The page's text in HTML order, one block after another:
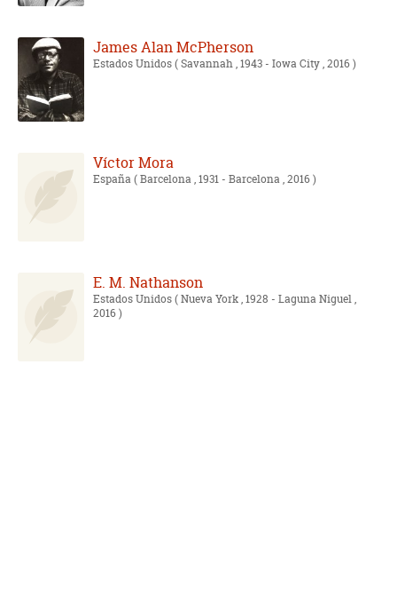
James Alan McPherson
Estados Unidos( Savannah , 1943 - Iowa City , 2016 )
Víctor Mora
España( Barcelona , 1931 - Barcelona , 2016 )
E. M. Nathanson
Estados Unidos( Nueva York , 1928 - Laguna Niguel ,
2016 )